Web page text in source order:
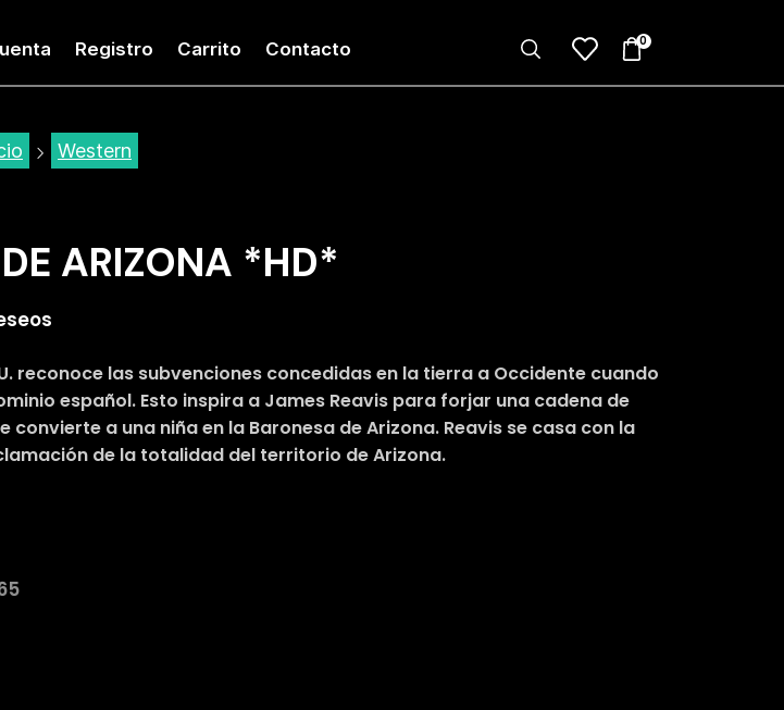
Registro Carrito Contacto 0
Western
ARIZONA *HD*
reconoce las subvenciones concedidas en la tierra a Occidente cuando
español. Esto inspira a James Reavis para forjar una cadena de
convierte a una niña en la Baronesa de Arizona. Reavis se casa con la
de la totalidad del territorio de Arizona.